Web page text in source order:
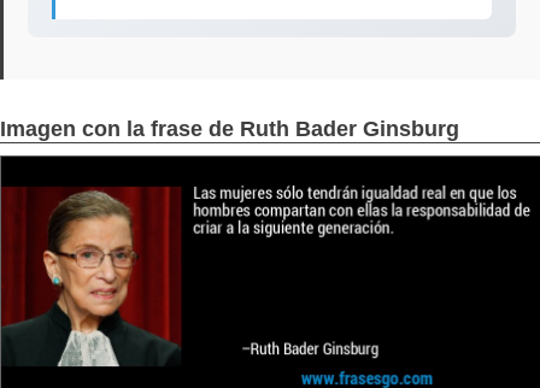
Imagen con la frase de Ruth Bader Ginsburg